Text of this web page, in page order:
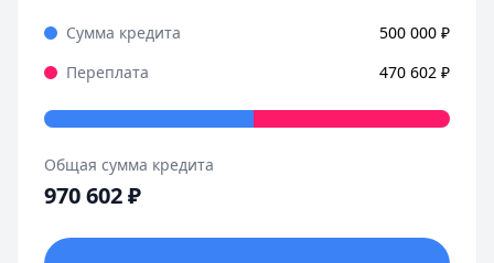
Сумма кредита 500 000 ₽
Переплата
470 602 ₽
Общая сумма кредита
970 602₽